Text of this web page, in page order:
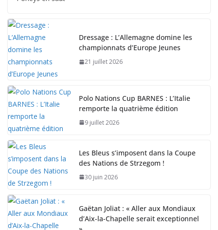
Dressage : L’Allemagne domine les
championnats d’Europe Jeunes
21 juillet 2026
Polo Nations Cup BARNES : L’Italie
remporte la quatrième édition
9 juillet 2026
Les Bleus s’imposent dans la Coupe
des Nations de Strzegom !
30 juin 2026
Gaëtan Joliat : « Aller aux Mondiaux
d’Aix-la-Chapelle serait exceptionnel